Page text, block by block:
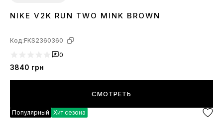
3637 38394041
NIKE V2K RUN TWO MINK BROWN
Код:FKS2360360
0
3840 грн
СМОТРЕТЬ
Популярный Хит сезона